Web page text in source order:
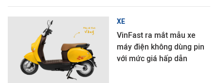
XE
VinFast ra mắt mẫu xe
máy điện không dùng pin
với mức giá hấp dẫn